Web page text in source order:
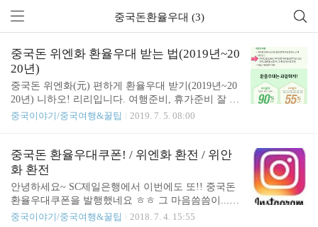
중국돈환율우대 (3)
중국돈 위엔화 환율우대 받는 법(2019년~20
20년)
중국돈 위엔화(元) 편하게 환율우대 받기(2019년~20
20년) 니하오! 리리입니다. 여행준비, 휴가준비 잘 되
고 계신가요? 快乐暑假! 콰이르어 슈지아! (해피 썸
구요.ㅠㅠ 저도 또 환전을 준비해야하기때문에 여기
저기 찾아봤어요. 제가 선호하는 방법은, 1. 불필요한
싸이트의 회원가입을 안해도 된다. 2. 몇십만원만 환
전해도 된다. 3. '위엔화(위안화)' 우대율이 높다! 입
니다. 보통 환율우대 90%!!! 보고 클릭하면, 미국달
러/유로/엔화 죠.. 중국돈은 '기타통화'라 우대율이 짭
중국이야기/중국여행&꿀팁 2019. 7. 5. 08:00
중국돈 환율우대쿠폰! / 위엔화 환전 / 위안
화 환전
안녕하세요~ SC제일은행에서 이번에도 또!! 중국돈
환율우대쿠폰을 발행했네요 ㅎㅎ 그 마음씀씀이...넘
감사해요~~^^ 예전에 제가 두번 올려드렸던 우대쿠
중국이야기/중국여행&꿀팁 2018. 7. 4. 15:55